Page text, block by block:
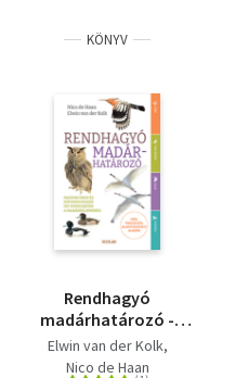
KÖNYV
Rendhagyó
madárhatározó -
Szín, viselkedés, alak
és élőhely alapján
Elwin van der Kolk
Nico de Haan